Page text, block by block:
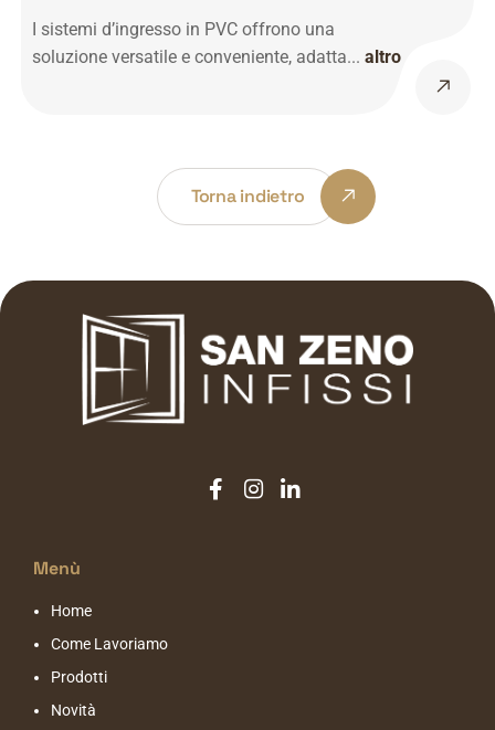
I sistemi d’ingresso in PVC offrono una
soluzione versatile e conveniente, adatta...altro
Torna indietro
Menù
Home
Come Lavoriamo
Prodotti
Novità